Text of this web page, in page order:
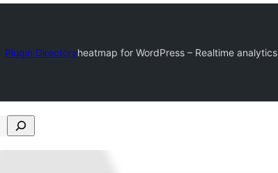
Plugin Directoryheatmap for WordPress – Realtime analytics